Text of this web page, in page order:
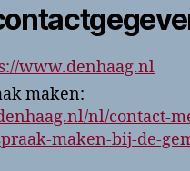
www.denhaag.nl
maken:
nl/contact-
maken-bij-de-